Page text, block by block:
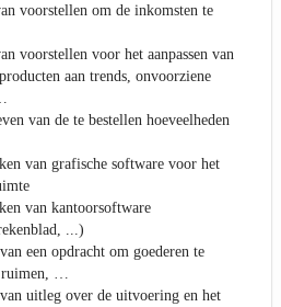
voorstellen om de inkomsten te
voorstellen voor het aanpassen van
aan trends, onvoorziene
van de te bestellen hoeveelheden
van grafische software voor het
van kantoorsoftware
...)
een opdracht om goederen te
…
uitleg over de uitvoering en het